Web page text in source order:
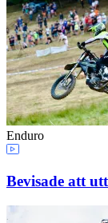
Enduro
Bevisade att